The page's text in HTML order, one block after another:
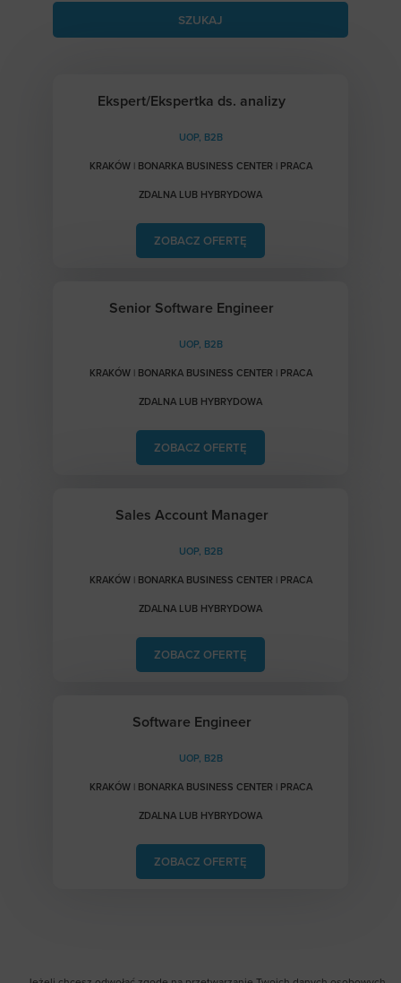
Ekspert/Ekspertka ds. analizy
UOP, B2B
KRAKÓW | BONARKA BUSINESS CENTER | PRACA
ZDALNA LUB HYBRYDOWA
ZOBACZ OFERTĘ
Senior Software Engineer
UOP, B2B
KRAKÓW | BONARKA BUSINESS CENTER | PRACA
ZDALNA LUB HYBRYDOWA
ZOBACZ OFERTĘ
Sales Account Manager
UOP, B2B
KRAKÓW | BONARKA BUSINESS CENTER | PRACA
ZDALNA LUB HYBRYDOWA
ZOBACZ OFERTĘ
Software Engineer
UOP, B2B
KRAKÓW | BONARKA BUSINESS CENTER | PRACA
ZDALNA LUB HYBRYDOWA
ZOBACZ OFERTĘ